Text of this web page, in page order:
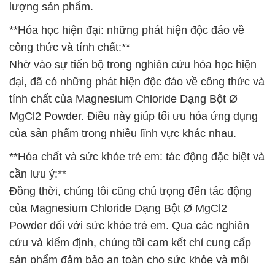
lượng sản phẩm.
**Hóa học hiện đại: những phát hiện độc đáo về
công thức và tính chất:**
Nhờ vào sự tiến bộ trong nghiên cứu hóa học hiện
đại, đã có những phát hiện độc đáo về công thức và
tính chất của Magnesium Chloride Dạng Bột Ø
MgCl2 Powder. Điều này giúp tối ưu hóa ứng dụng
của sản phẩm trong nhiều lĩnh vực khác nhau.
**Hóa chất và sức khỏe trẻ em: tác động đặc biệt và
cần lưu ý:**
Đồng thời, chúng tôi cũng chú trọng đến tác động
của Magnesium Chloride Dạng Bột Ø MgCl2
Powder đối với sức khỏe trẻ em. Qua các nghiên
cứu và kiểm định, chúng tôi cam kết chỉ cung cấp
sản phẩm đảm bảo an toàn cho sức khỏe và môi